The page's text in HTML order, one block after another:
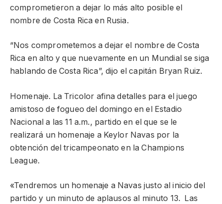
comprometieron a dejar lo más alto posible el
nombre de Costa Rica en Rusia.
“Nos comprometemos a dejar el nombre de Costa
Rica en alto y que nuevamente en un Mundial se siga
hablando de Costa Rica”, dijo el capitán Bryan Ruiz.
Homenaje. La Tricolor afina detalles para el juego
amistoso de fogueo del domingo en el Estadio
Nacional a las 11 a.m., partido en el que se le
realizará un homenaje a Keylor Navas por la
obtención del tricampeonato en la Champions
League.
«Tendremos un homenaje a Navas justo al inicio del
partido y un minuto de aplausos al minuto 13. Las